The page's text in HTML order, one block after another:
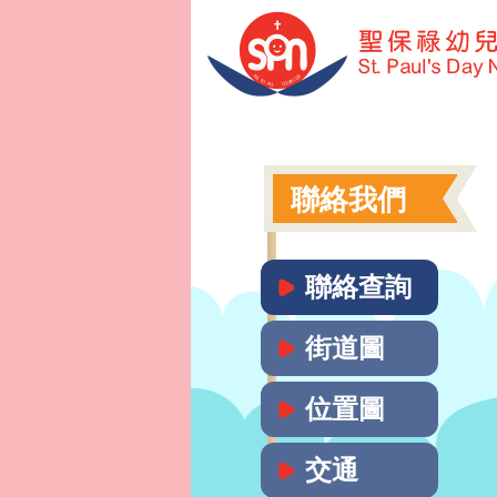
聯絡我們
聯絡查詢
街道圖
位置圖
交通